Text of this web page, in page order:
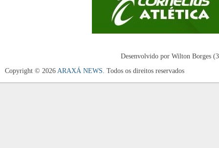
Desenvolvido por Wilton Borges
Copyright © 2026 ARAXÁ NEWS . Todos os direitos reservados